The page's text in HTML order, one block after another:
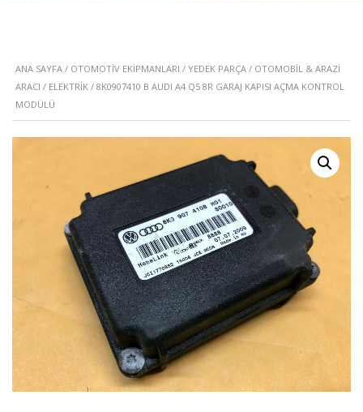
ANA SAYFA / OTOMOTIV EKIPMANLARI / YEDEK PARÇA / OTOMOBIL & ARAZI
ARACI / ELEKTRIK / 8K0907410 B AUDI A4 Q5 8R GARAJ KAPISI AÇMA KONTROL
MODÜLÜ